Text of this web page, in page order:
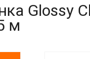
Glossy
м